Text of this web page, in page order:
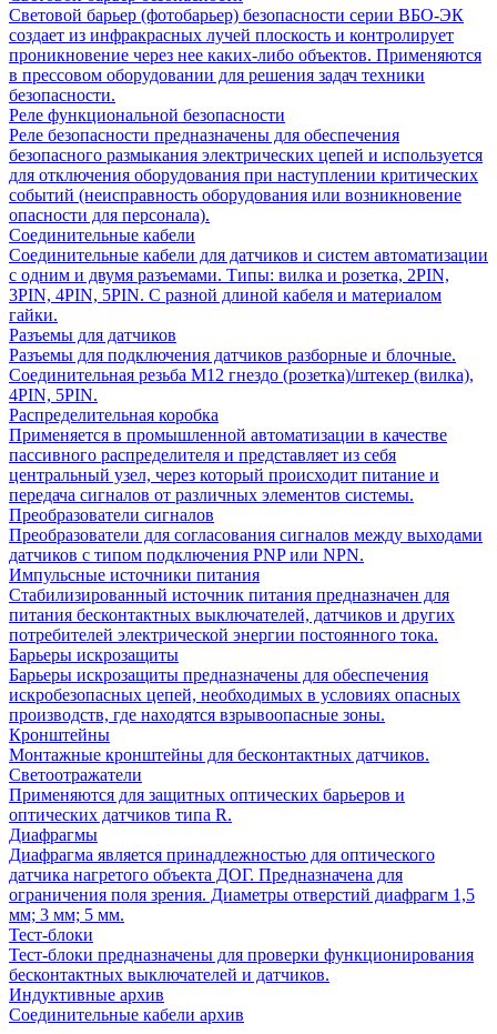
Световой барьер (фотобарьер) безопасности серии ВБО-ЭК
создает из инфракрасных лучей плоскость и контролирует
проникновение через нее каких-либо объектов. Применяются
в прессовом оборудовании для решения задач техники
безопасности.
Реле функциональной безопасности
Реле безопасности предназначены для обеспечения
безопасного размыкания электрических цепей и используется
для отключения оборудования при наступлении критических
событий (неисправность оборудования или возникновение
опасности для персонала).
Соединительные кабели
Соединительные кабели для датчиков и систем автоматизации
с одним и двумя разъемами. Типы: вилка и розетка, 2PIN,
3PIN, 4PIN, 5PIN. С разной длиной кабеля и материалом
гайки.
Разъемы для датчиков
Разъемы для подключения датчиков разборные и блочные.
Соединительная резьба М12 гнездо (розетка)/штекер (вилка),
4PIN, 5PIN.
Распределительная коробка
Применяется в промышленной автоматизации в качестве
пассивного распределителя и представляет из себя
центральный узел, через который происходит питание и
передача сигналов от различных элементов системы.
Преобразователи сигналов
Преобразователи для согласования сигналов между выходами
датчиков с типом подключения PNP или NPN.
Импульсные источники питания
Стабилизированный источник питания предназначен для
питания бесконтактных выключателей, датчиков и других
потребителей электрической энергии постоянного тока.
Барьеры искрозащиты
Барьеры искрозащиты предназначены для обеспечения
искробезопасных цепей, необходимых в условиях опасных
производств, где находятся взрывоопасные зоны.
Кронштейны
Монтажные кронштейны для бесконтактных датчиков.
Светоотражатели
Применяются для защитных оптических барьеров и
оптических датчиков типа R.
Диафрагмы
Диафрагма является принадлежностью для оптического
датчика нагретого объекта ДОГ. Предназначена для
ограничения поля зрения. Диаметры отверстий диафрагм 1,5
мм; 3 мм; 5 мм.
Тест-блоки
Тест-блоки предназначены для проверки функционирования
бесконтактных выключателей и датчиков.
Индуктивные архив
Соединительные кабели архив